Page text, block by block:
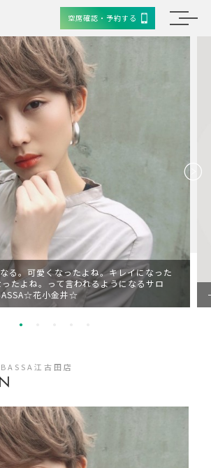
空席確認・予約する
る。可愛くなったよね。キレイになった
たよね。って言われるようになるサロ
花小金井☆
江古田店